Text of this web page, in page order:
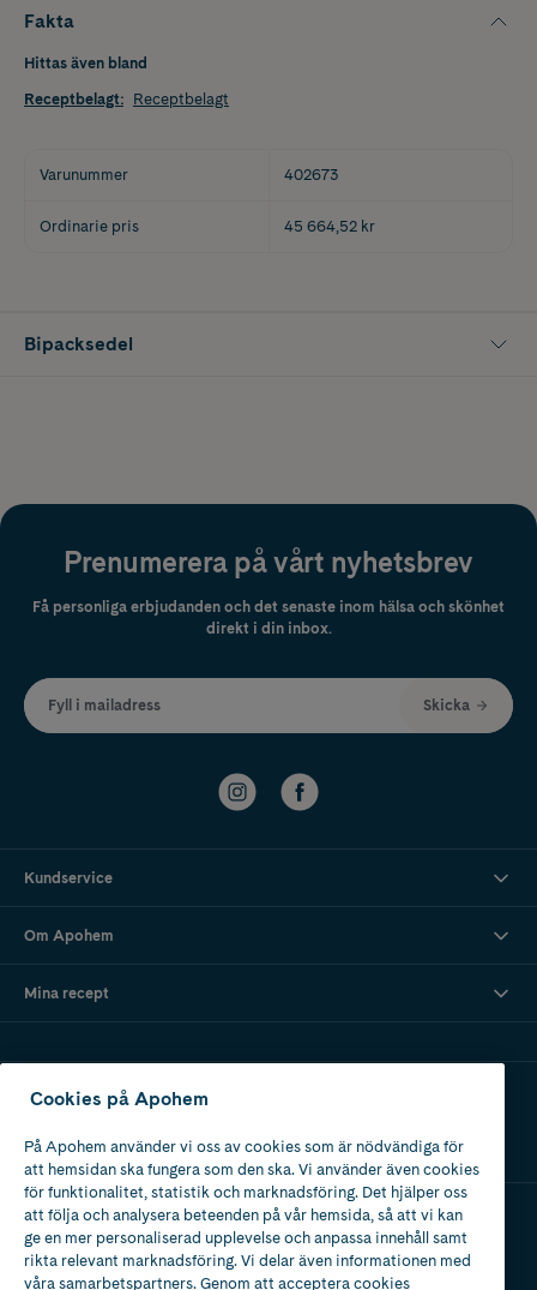
Fakta
Hittas även bland
Receptbelagt: Receptbelagt
Varunummer 402673
Ordinarie pris 45 664,52 kr
Bipacksedel
Prenumerera på vårt nyhetsbrev
Få personliga erbjudanden och det senaste inom hälsa och skönhet
direkt i din inbox.
Fyll i mailadress Skicka
Kundservice
Om Apohem
Mina recept
Ladda ner vår app
Apotek med tillstånd
av Läkemedelsverket
Cookies på Apohem
På Apohem använder vi oss av cookies som är nödvändiga för
att hemsidan ska fungera som den ska. Vi använder även cookies
för funktionalitet, statistik och marknadsföring. Det hjälper oss
att följa och analysera beteenden på vår hemsida, så att vi kan
ge en mer personaliserad upplevelse och anpassa innehåll samt
rikta relevant marknadsföring. Vi delar även informationen med
våra samarbetspartners. Genom att acceptera cookies